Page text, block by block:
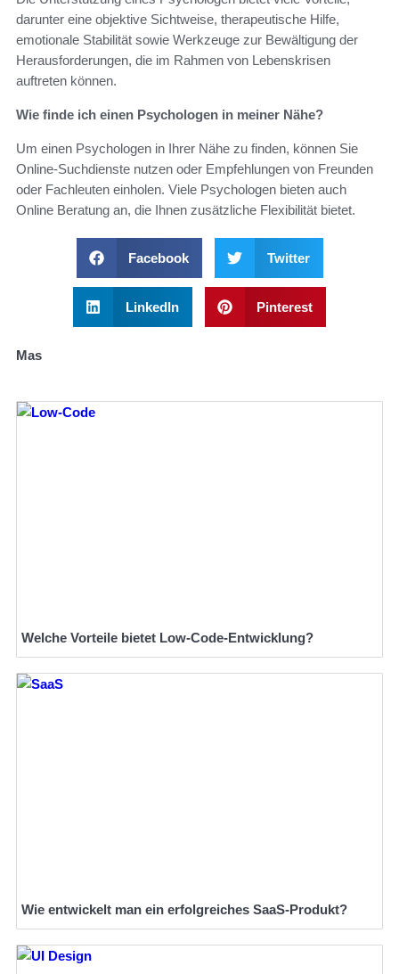
darunter eine objektive Sichtweise, therapeutische Hilfe,
emotionale Stabilität sowie Werkzeuge zur Bewältigung der
Herausforderungen, die im Rahmen von Lebenskrisen
auftreten können.
Wie finde ich einen Psychologen in meiner Nähe?
Um einen Psychologen in Ihrer Nähe zu finden, können Sie
Online-Suchdienste nutzen oder Empfehlungen von Freunden
oder Fachleuten einholen. Viele Psychologen bieten auch
Online Beratung an, die Ihnen zusätzliche Flexibilität bietet.
Facebook Twitter
LinkedIn Pinterest
Mas
Welche Vorteile bietet Low-Code-Entwicklung?
Wie entwickelt man ein erfolgreiches SaaS-Produkt?